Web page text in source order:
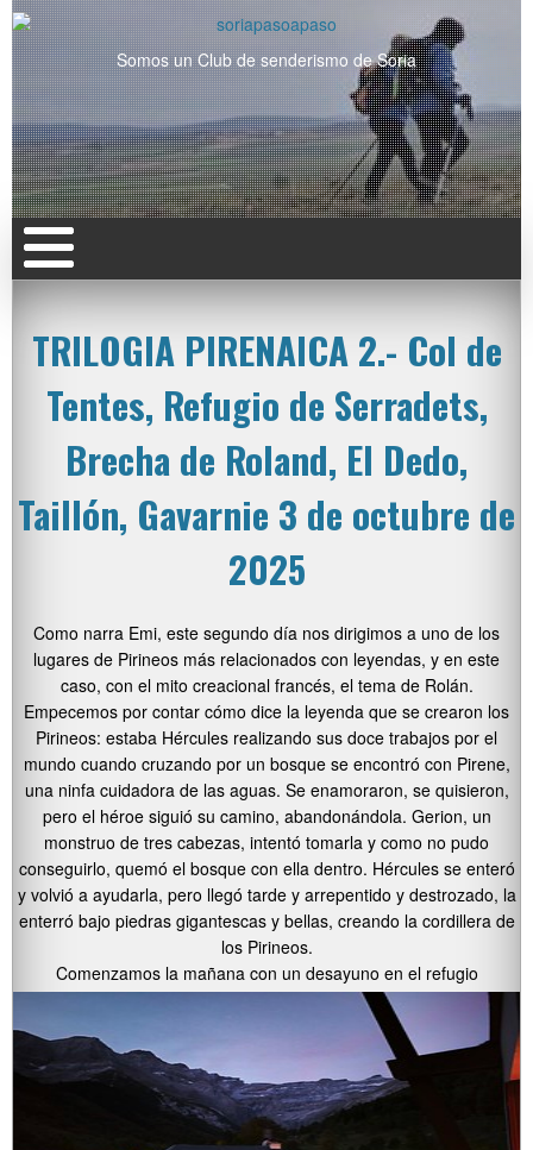
Somos un Club de senderismo de Soria
TRILOGIA PIRENAICA 2.- Col de
Tentes, Refugio de Serradets,
Brecha de Roland, El Dedo,
Taillón, Gavarnie 3 de octubre de
2025
Como narra Emi, este segundo día nos dirigimos a uno de los
lugares de Pirineos más relacionados con leyendas, y en este
caso, con el mito creacional francés, el tema de Rolán.
Empecemos por contar cómo dice la leyenda que se crearon los
Pirineos: estaba Hércules realizando sus doce trabajos por el
mundo cuando cruzando por un bosque se encontró con Pirene,
una ninfa cuidadora de las aguas. Se enamoraron, se quisieron,
pero el héroe siguió su camino, abandonándola. Gerion, un
monstruo de tres cabezas, intentó tomarla y como no pudo
conseguirlo, quemó el bosque con ella dentro. Hércules se enteró
y volvió a ayudarla, pero llegó tarde y arrepentido y destrozado, la
enterró bajo piedras gigantescas y bellas, creando la cordillera de
los Pirineos.
Comenzamos la mañana con un desayuno en el refugio